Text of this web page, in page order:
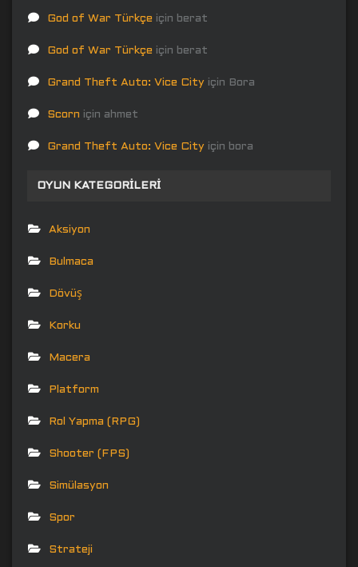
God of War Türkçe için berat
God of War Türkçe için berat
Grand Theft Auto: Vice City için Bora
Scorn için ahmet
Grand Theft Auto: Vice City için bora
OYUN KATEGORILERI
Aksiyon
Bulmaca
Dövüş
Korku
Macera
Platform
Rol Yapma (RPG)
Shooter (FPS)
Simülasyon
Spor
Strateji